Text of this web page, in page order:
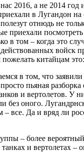
нас 2016, а не 2014
в Лугандон
отнюдь не
приехали
в том – когда это
войск
пожелать китайцам
в том, что
пьяная
и вертолетов. У
без оного.
– все. Да и вряд ли
– более
и вертолетах –